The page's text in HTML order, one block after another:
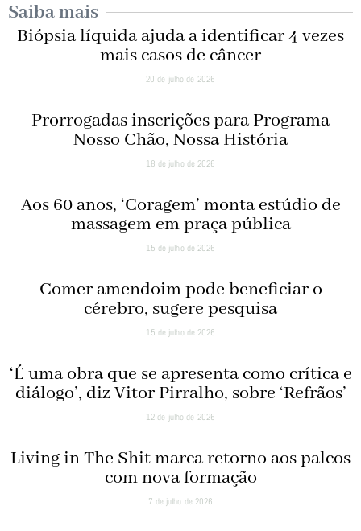
Saiba mais
Biópsia líquida ajuda a identificar 4 vezes
mais casos de câncer
20 de julho de 2026
Prorrogadas inscrições para Programa
Nosso Chão, Nossa História
18 de julho de 2026
Aos 60 anos, ‘Coragem’ monta estúdio de
massagem em praça pública
15 de julho de 2026
Comer amendoim pode beneficiar o
cérebro, sugere pesquisa
15 de julho de 2026
‘É uma obra que se apresenta como crítica e
diálogo’, diz Vitor Pirralho, sobre ‘Refrãos’
12 de julho de 2026
Living in The Shit marca retorno aos palcos
com nova formação
7 de julho de 2026